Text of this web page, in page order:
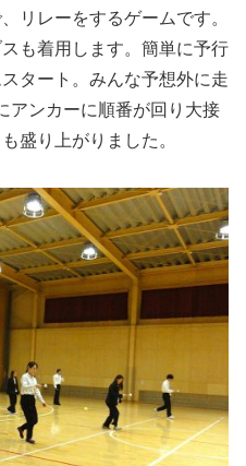
リレーをするゲームです。
も着用します。簡単に予行
タート。みんな予想外に走
アンカーに順番が回り大接
盛り上がりました。